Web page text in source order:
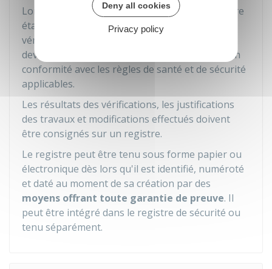
Lorsque vous recevez des travailleurs dans votre
établissement, vous devez procéder à des
vérifications des installations électriques. Vous
devez vous assurer qu'elles sont maintenues en
conformité avec les règles de santé et de sécurité
applicables.
Les résultats des vérifications, les justifications
des travaux et modifications effectués doivent
être consignés sur un registre.
Le registre peut être tenu sous forme papier ou
électronique dès lors qu'il est identifié, numéroté
et daté au moment de sa création par des
moyens offrant toute garantie de preuve. Il
peut être intégré dans le registre de sécurité ou
tenu séparément.
Deny all cookies
Privacy policy